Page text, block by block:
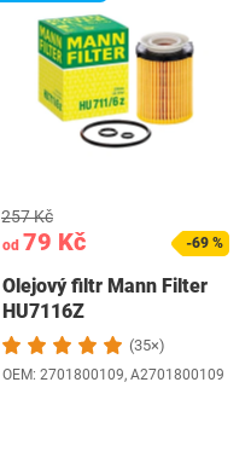
od 79 Kč
257 Kč
-69 %
Olejový filtr Mann Filter
HU7116Z
(35×)
OEM: ‎2701800109, A2701800109